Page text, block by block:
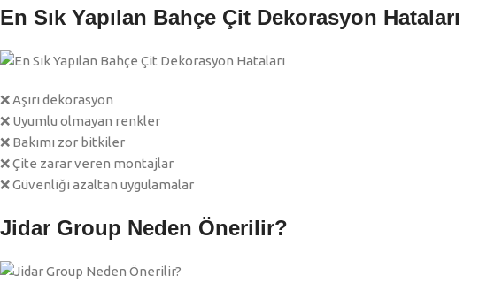
En Sık Yapılan Bahçe Çit Dekorasyon Hataları
❌ Aşırı dekorasyon
❌ Uyumlu olmayan renkler
❌ Bakımı zor bitkiler
❌ Çite zarar veren montajlar
❌ Güvenliği azaltan uygulamalar
Jidar Group Neden Önerilir?